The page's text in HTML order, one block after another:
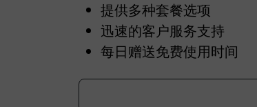
提供多种套餐选项
迅速的客户服务支持
每日赠送免费使用时间